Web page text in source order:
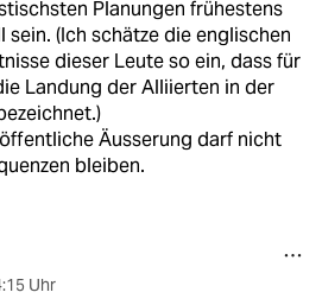
Planungen frühestens
sein. (Ich schätze die englischen
dieser Leute so ein, dass für
Landung der Alliierten in der
Äusserung darf nicht
bleiben.
Uhr